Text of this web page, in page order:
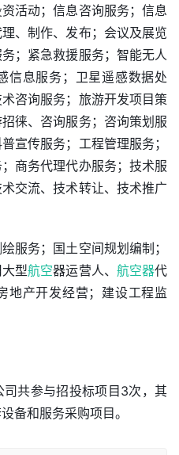
活动；信息咨询服务；信息
、制作、发布；会议及展览
；紧急救援服务；智能无人
信息服务；卫星遥感数据处
咨询服务；旅游开发项目策
徕、咨询服务；咨询策划服
宣传服务；工程管理服务；
商务代理代办服务；技术服
交流、技术转让、技术推广
服务；国土空间规划编制；
型航空器运营人、 航空器代
地产开发经营；建设工程监
共参与招投标项目3次，其
备和服务采购项目。